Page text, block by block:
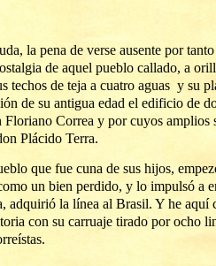
la pena de verse ausente por
de aquel pueblo callado, a
techos de teja a cuatro aguas y su
de su antigua edad el edificio de
Floriano Correa y por cuyos amplios
Plácido Terra.
que fue cuna de sus hijos,
un bien perdido, y lo impulsó a
adquirió la línea al Brasil. Y he
con su carruaje tirado por ocho